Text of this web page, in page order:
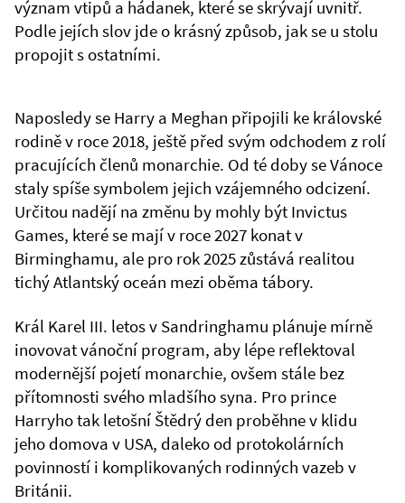
význam vtipů a hádanek, které se skrývají uvnitř.
Podle jejích slov jde o krásný způsob, jak se u stolu
propojit s ostatními.
Naposledy se Harry a Meghan připojili ke královské
rodině v roce 2018, ještě před svým odchodem z rolí
pracujících členů monarchie. Od té doby se Vánoce
staly spíše symbolem jejich vzájemného odcizení.
Určitou nadějí na změnu by mohly být Invictus
Games, které se mají v roce 2027 konat v
Birminghamu, ale pro rok 2025 zůstává realitou
tichý Atlantský oceán mezi oběma tábory.
Král Karel III. letos v Sandringhamu plánuje mírně
inovovat vánoční program, aby lépe reflektoval
modernější pojetí monarchie, ovšem stále bez
přítomnosti svého mladšího syna. Pro prince
Harryho tak letošní Štědrý den proběhne v klidu
jeho domova v USA, daleko od protokolárních
povinností i komplikovaných rodinných vazeb v
Británii.